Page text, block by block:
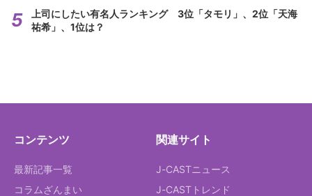
上司にしたい有名人ランキング 3位「タモリ」、2位「天海
祐希」、1位は？
コンテンツ
最新記事一覧
コラムざんまい
関連サイト
J-CASTニュース
J-CASTトレンド